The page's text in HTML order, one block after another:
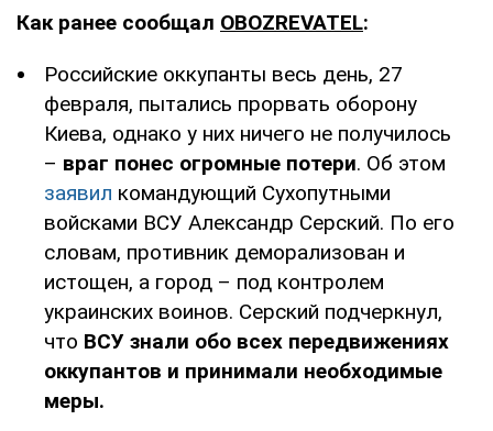
Как ранее сообщал OBOZREVATEL:
Российские оккупанты весь день, 27
февраля, пытались прорвать оборону
Киева, однако у них ничего не получилось
– враг понес огромные потери. Об этом
заявил командующий Сухопутными
войсками ВСУ Александр Серский. По его
словам, противник деморализован и
истощен, а город – под контролем
украинских воинов. Серский подчеркнул,
что ВСУ знали обо всех передвижениях
оккупантов и принимали необходимые
меры.